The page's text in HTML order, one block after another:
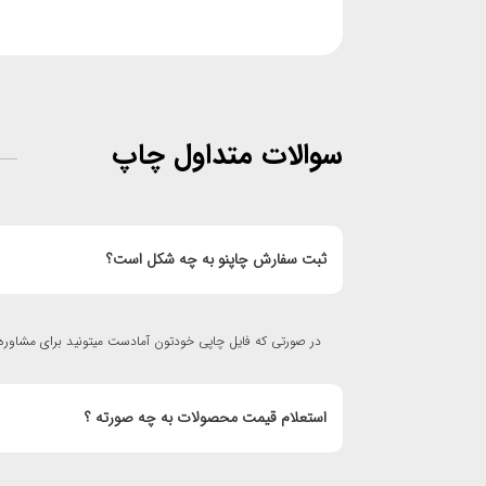
سوالات متداول چاپ
ثبت سفارش چاپنو به چه شکل است؟
در صورتی که فایل چاپی خودتون آمادست میتونید برای
استعلام قیمت محصولات به چه صورته ؟